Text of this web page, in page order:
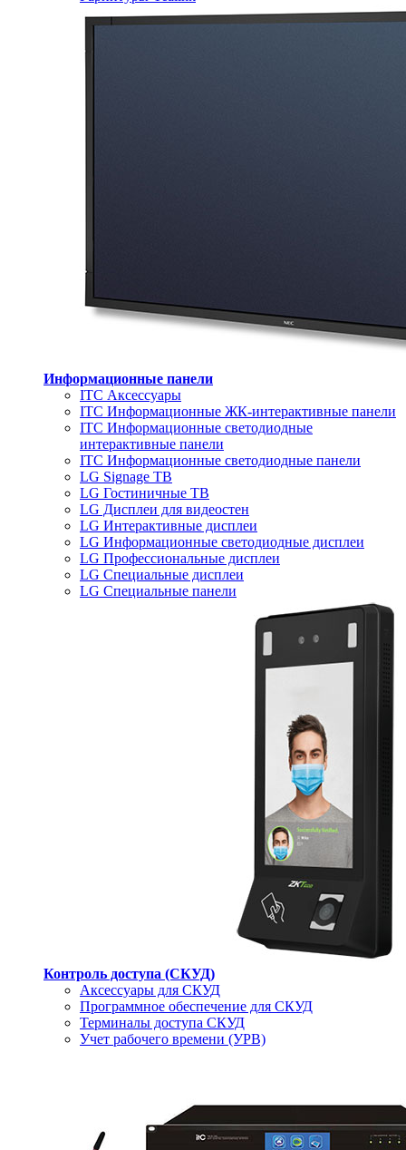
Информационные панели
ITC Аксессуары
ITC Информационные ЖК-интерактивные панели
ITC Информационные светодиодные
интерактивные панели
ITC Информационные светодиодные панели
LG Signage ТВ
LG Гостиничные ТВ
LG Дисплеи для видеостен
LG Интерактивные дисплеи
LG Информационные светодиодные дисплеи
LG Профессиональные дисплеи
LG Специальные дисплеи
LG Специальные панели
Контроль доступа (СКУД)
Аксессуары для СКУД
Программное обеспечение для СКУД
Терминалы доступа СКУД
Учет рабочего времени (УРВ)